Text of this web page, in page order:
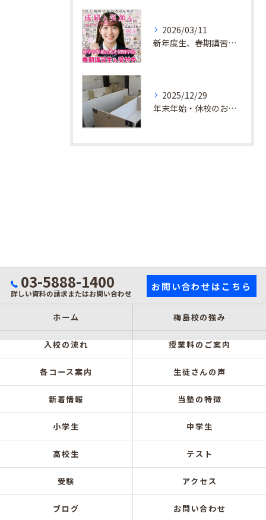
2026/03/11
新年度生、春期講習生 受付中！
2025/12/29
年末年始・休校のお知らせ
03-5888-1400
詳しい資料の請求またはお問い合わせ
お問い合わせはこちら
ホーム 梅島校の強み
入校の流れ 授業料のご案内
各コース案内 生徒さんの声
新着情報 当塾の特徴
小学生 中学生
高校生 テスト
受験 アクセス
ブログ お問い合わせ